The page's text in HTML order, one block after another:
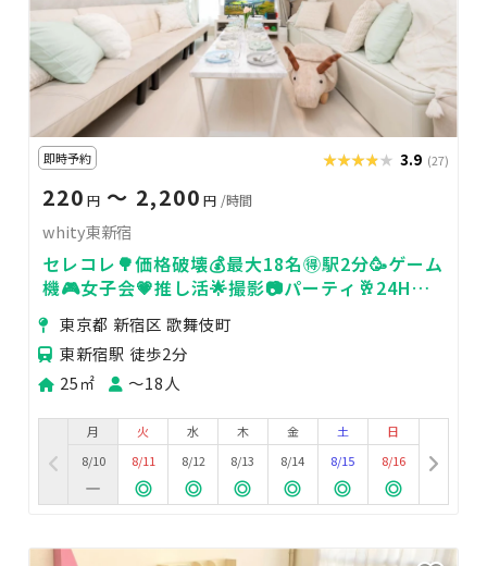
即時予約 ★★★★★
★★★★★ 3.9 (27)
220 円 〜 2,200 円 /時間
whity東新宿
セレコレ🌳価格破壊💰最大18名🉐駅2分🥳ゲーム
機🎮女子会💗推し活🌟撮影📷パーティ🥂24H🏪
飲み会🍻whity東新宿
東京都 新宿区 歌舞伎町
東新宿駅 徒歩2分
25㎡
〜18人
月
8/10
火
8/11
水
8/12
木
8/13
金
8/14
土
8/15
日
8/16